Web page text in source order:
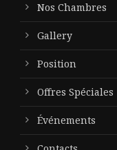
Nos Chambres
Gallery
Position
Offres Spéciales
Événements